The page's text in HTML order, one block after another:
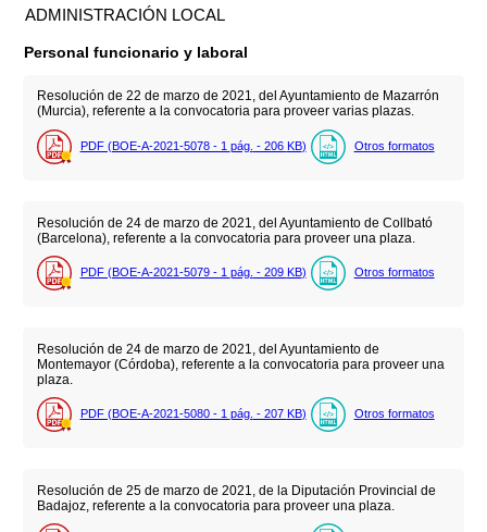
ADMINISTRACIÓN LOCAL
Personal funcionario y laboral
Resolución de 22 de marzo de 2021, del Ayuntamiento de Mazarrón
(Murcia), referente a la convocatoria para proveer varias plazas.
PDF (BOE-A-2021-5078 - 1 pág. - 206 KB) Otros formatos
Resolución de 24 de marzo de 2021, del Ayuntamiento de Collbató
(Barcelona), referente a la convocatoria para proveer una plaza.
PDF (BOE-A-2021-5079 - 1 pág. - 209 KB) Otros formatos
Resolución de 24 de marzo de 2021, del Ayuntamiento de
Montemayor (Córdoba), referente a la convocatoria para proveer una
plaza.
PDF (BOE-A-2021-5080 - 1 pág. - 207 KB) Otros formatos
Resolución de 25 de marzo de 2021, de la Diputación Provincial de
Badajoz, referente a la convocatoria para proveer una plaza.